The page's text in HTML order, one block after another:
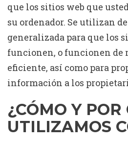
que los sitios web que
su ordenador. Se utilizan
generalizada para que los
funcionen, o funcionen de
eficiente, así como para
información a los
¿CÓMO Y POR
UTILIZAMOS